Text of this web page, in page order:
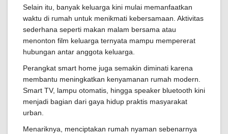
Selain itu, banyak keluarga kini mulai memanfaatkan
waktu di rumah untuk menikmati kebersamaan. Aktivitas
sederhana seperti makan malam bersama atau
menonton film keluarga ternyata mampu mempererat
hubungan antar anggota keluarga.
Perangkat smart home juga semakin diminati karena
membantu meningkatkan kenyamanan rumah modern.
Smart TV, lampu otomatis, hingga speaker bluetooth kini
menjadi bagian dari gaya hidup praktis masyarakat
urban.
Menariknya, menciptakan rumah nyaman sebenarnya